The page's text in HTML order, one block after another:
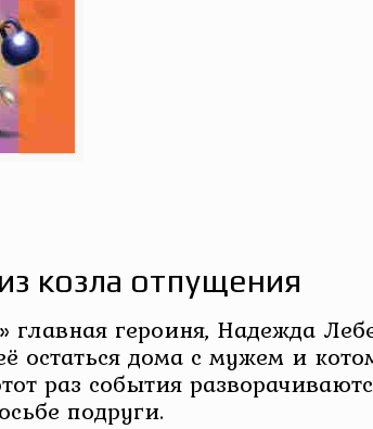
козла отпущения
героиня, Надежда
остаться дома с мужем и
раз события
подруги.